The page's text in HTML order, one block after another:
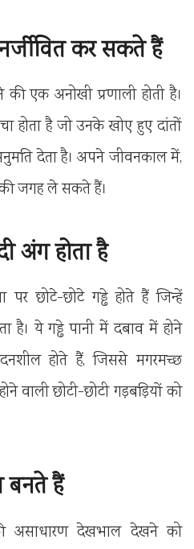
कर सकते हैं
एक अनोखी प्रणाली होती है।
है जो उनके खोए हुए दांतों
देता है। अपने जीवनकाल में,
जगह ले सकते हैं।
अंग होता है
छोटे-छोटे गड्ढे होते हैं जिन्हें
है। ये गड्ढे पानी में दबाव में होने
होते हैं, जिससे मगरमच्छ
वाली छोटी-छोटी गड़बड़ियों को
बनते हैं
असाधारण देखभाल देखने को